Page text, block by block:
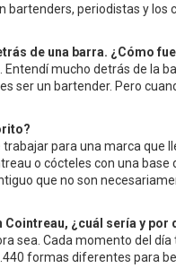
bartenders, periodistas y los
de una barra. ¿Cómo
mucho detrás de la
ser un bartender. Pero
para una marca que
o cócteles con una
que no son
¿cuál sería y por
sea. Cada momento del
formas diferentes para